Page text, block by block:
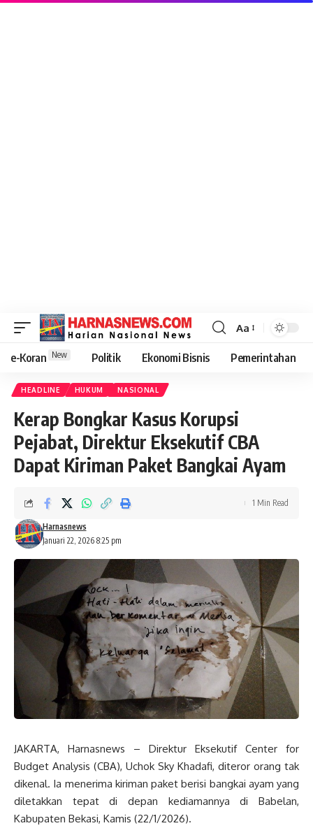
Aa
e-Koran New Politik Ekonomi Bisnis Pemerintahan
HEADLINE HUKUM NASIONAL
Kerap Bongkar Kasus Korupsi
Pejabat, Direktur Eksekutif CBA
Dapat Kiriman Paket Bangkai Ayam
Januari 22, 2026 8:25 pm
Harnasnews
1 Min Read
JAKARTA, Harnasnews – Direktur Eksekutif Center for
Budget Analysis (CBA), Uchok Sky Khadafi, diteror orang tak
dikenal. Ia menerima kiriman paket berisi bangkai ayam yang
diletakkan tepat di depan kediamannya di Babelan,
Kabupaten Bekasi, Kamis (22/1/2026).